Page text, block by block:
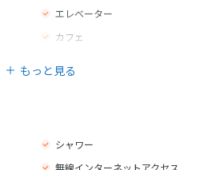
エレベーター
カフェ
スパトリートメント
サイクリング／マウンテンバイク
もっと見る
シャワー